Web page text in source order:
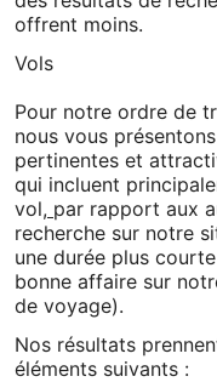
offrent moins.
Vols
Pour notre ordre de
nous vous
pertinentes et
qui incluent
vol, par rapport aux
recherche sur notre
une durée plus courte
bonne affaire sur
de voyage).
Nos résultats
éléments suivants :